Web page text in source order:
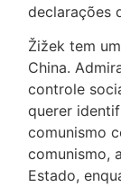
declarações
Žižek tem
China.
controle
querer
comunismo
comunismo,
Estado,